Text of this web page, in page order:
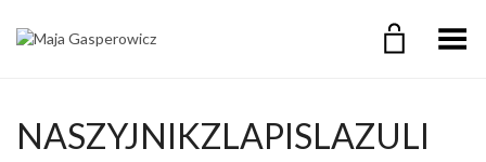
Przełącz Menu
NASZYJNIKZLAPISLAZULI